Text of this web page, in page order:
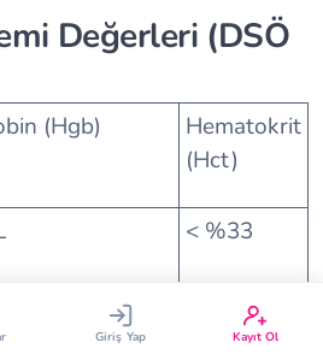
Değerleri (DSÖ
(Hgb)
Hematokrit
(Hct)
< %33
< %31–32
Bebek İsim Bulucu
Bebek Aşı Takvimi
Gebelik Hesaplama
Giriş Yap Kayıt Ol